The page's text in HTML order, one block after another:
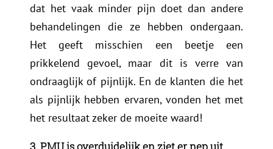
dat het vaak minder pijn doet dan andere
behandelingen die ze hebben ondergaan.
Het geeft misschien een beetje een
prikkelend gevoel, maar dit is verre van
ondraaglijk of pijnlijk. En de klanten die het
als pijnlijk hebben ervaren, vonden het met
het resultaat zeker de moeite waard!
3. PMU is overduidelijk en ziet er nep uit